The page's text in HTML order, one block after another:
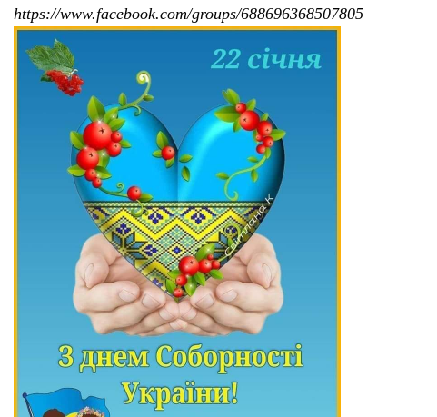
https://www.facebook.com/groups/688696368507805